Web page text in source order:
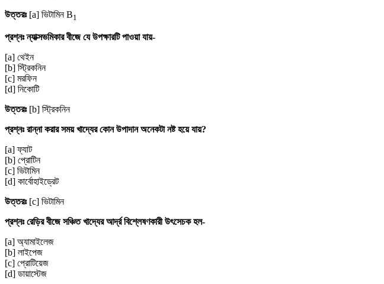
উত্তরঃ[a] ভিটামিন B1
প্রশ্নঃ ন্যাক্সভমিকার বীজে যে উপক্ষারটি পাওয়া যায়-
[a] থেইন
[b] স্ট্রিকনিন
[c] মরফিন
[d] নিকোটি
উত্তরঃ[b] স্ট্রিকনিন
প্রশ্নঃ রান্না করার সময় খাদ্যের কোন উপাদান অনেকটা নষ্ট হয়ে যায়?
[a] ফ্যাট
[b] প্রোটিন
[c] ভিটামিন
[d] কার্বোহাইড্রেট
উত্তরঃ[c] ভিটামিন
প্রশ্নঃ রেড়ির বীজে সঞ্চিত খাদ্যের আর্দ্র বিশ্লেষণকারী উৎসেচক হল-
[a] অ্যামাইলেজ
[b] লাইপেজ
[c] প্রোটিয়েজ
[d] ডায়াস্টেজ